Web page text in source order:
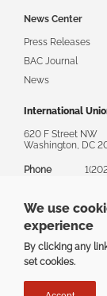
News Center
Press Releases
BAC Journal
News
International
620 F Street NW
Washington, DC
Phone
Email
Privacy|Terms
We use
experience
By clicking any
set cookies.